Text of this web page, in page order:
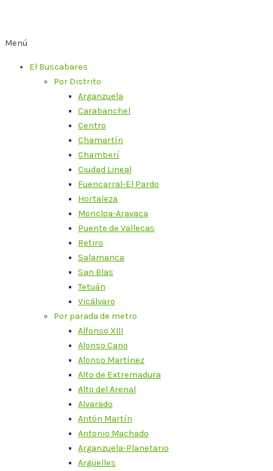
Menú
El Buscabares
Por Distrito
Arganzuela
Carabanchel
Centro
Chamartín
Chamberí
Ciudad Lineal
Fuencarral-El Pardo
Hortaleza
Moncloa-Aravaca
Puente de Vallecas
Retiro
Salamanca
San Blas
Tetuán
Vicálvaro
Por parada de metro
Alfonso XIII
Alonso Cano
Alonso Martínez
Alto de Extremadura
Alto del Arenal
Alvarado
Antón Martín
Antonio Machado
Arganzuela-Planetario
Argüelles